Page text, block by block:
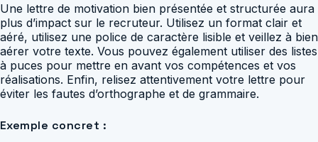
Une lettre de motivation bien présentée et structurée aura
plus d’impact sur le recruteur. Utilisez un format clair et
aéré, utilisez une police de caractère lisible et veillez à bien
aérer votre texte. Vous pouvez également utiliser des listes
à puces pour mettre en avant vos compétences et vos
réalisations. Enfin, relisez attentivement votre lettre pour
éviter les fautes d’orthographe et de grammaire.
Exemple concret :